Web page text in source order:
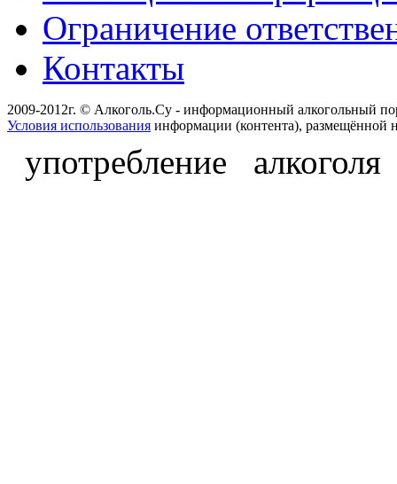
Ограничение
Контакты
2009-2012г. © Алкоголь.Су - информационный алкогольный
Условия использования информации (контента), размещённой
употребление